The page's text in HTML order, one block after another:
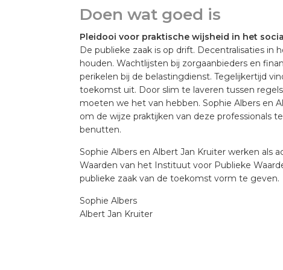
Doen wat goed is
Pleidooi voor praktische wijsheid in het
De publieke zaak is op drift. Decentralisaties
houden. Wachtlijsten bij zorgaanbieders en
perikelen bij de belastingdienst. Tegelijkertijd
toekomst uit. Door slim te laveren tussen
moeten we het van hebben. Sophie Albers en
om de wijze praktijken van deze professionals
benutten.
Sophie Albers en Albert Jan Kruiter werken als
Waarden van het Instituut voor Publieke
publieke zaak van de toekomst vorm te geven.
Sophie Albers
Albert Jan Kruiter